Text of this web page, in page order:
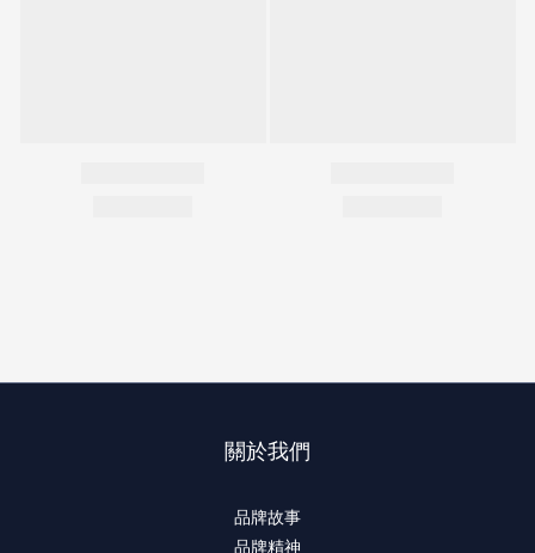
關於我們
品牌故事
品牌精神